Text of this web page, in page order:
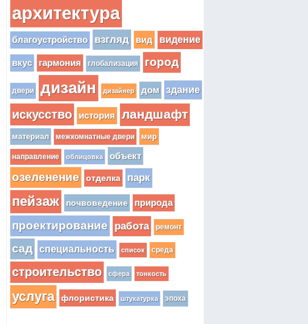
архитектура
благоустройство взгляд вид видение
вкус гармония глобализация город
двери дизайн дизайнер дом здание
искусство история ландшафт
материал межкомнатные двери мир
направление облицовка объект
озеленение отделка парк
пейзаж почвоведение природа
проектирование работа ремонт
сад специальность список среда
строительство сфера тонкость
услуга флористика штукатурка эпоха